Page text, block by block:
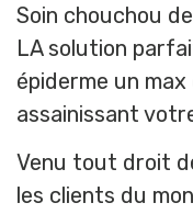
Soin chouchou
LA solution
épiderme un
assainissant
Venu tout droit
les clients du